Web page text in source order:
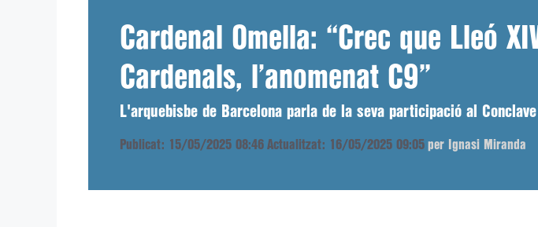
Cardenal Omella: “Crec que Lleó
Cardenals, l’anomenat C9”
L'arquebisbe de Barcelona parla de la seva participació al
Publicat: 15/05/2025 08:46 Actualitzat: 16/05/2025 09:05 per Ignasi Miranda